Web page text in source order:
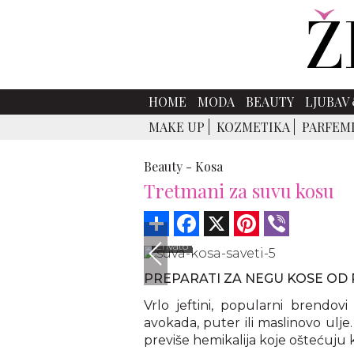
HOME MODA BEAUTY
MAKE UP
KOZMETIKA PARFEMI
Beauty - Kosa
Tretmani za suvu kosu
Share Facebook Pinterest
Envato
PREPARATI ZA NEGU KOSE
Vrlo jeftini, popularni
avokada, puter ili maslinovo
previše hemikalija koje oštećuju